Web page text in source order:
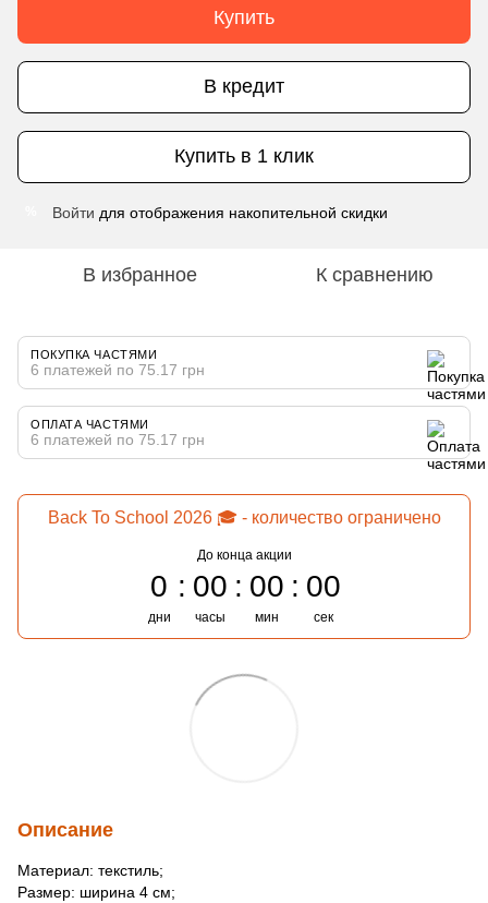
Купить
В кредит
Купить в 1 клик
Войти для отображения накопительной скидки
В избранное К сравнению
ПОКУПКА ЧАСТЯМИ
6 платежей по 75.17 грн
ОПЛАТА ЧАСТЯМИ
6 платежей по 75.17 грн
Back To School 2026 🎓 - количество ограничено
До конца акции
0
дни
00
часы
00
мин
00
сек
Описание
Материал: текстиль;
Размер: ширина 4 см;